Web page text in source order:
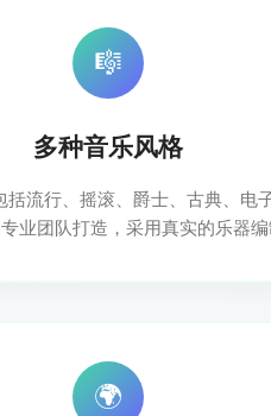
🎼
多种音乐风格
流行、摇滚、爵士、古典、电
业团队打造，采用真实的乐器编
🌍